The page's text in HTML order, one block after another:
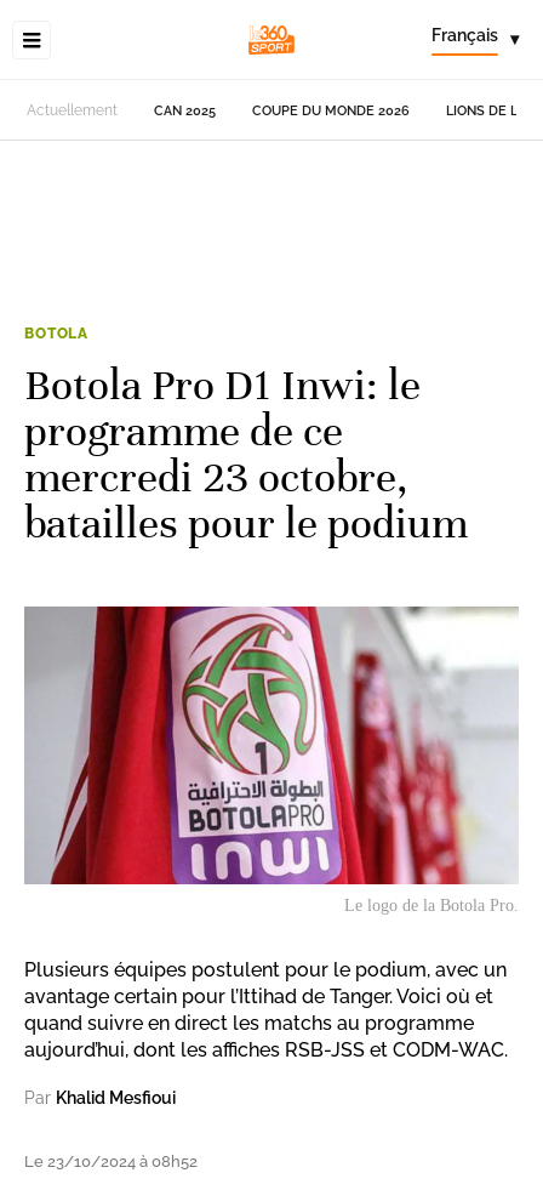
Français ▾
Actuellement CAN 2025 COUPE DU MONDE 2026 LIONS DE
BOTOLA
Botola Pro D1 Inwi: le
programme de ce
mercredi 23 octobre,
batailles pour le podium
Le logo de la Botola Pro.
Plusieurs équipes postulent pour le podium, avec un
avantage certain pour l’Ittihad de Tanger. Voici où et
quand suivre en direct les matchs au programme
aujourd’hui, dont les affiches RSB-JSS et CODM-WAC.
Par Khalid Mesfioui
Le 23/10/2024 à 08h52